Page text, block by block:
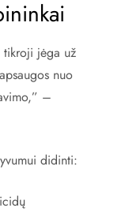
tikroji jėga už
nuo
–
didinti: